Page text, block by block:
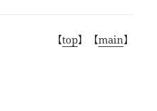
【top】【main】